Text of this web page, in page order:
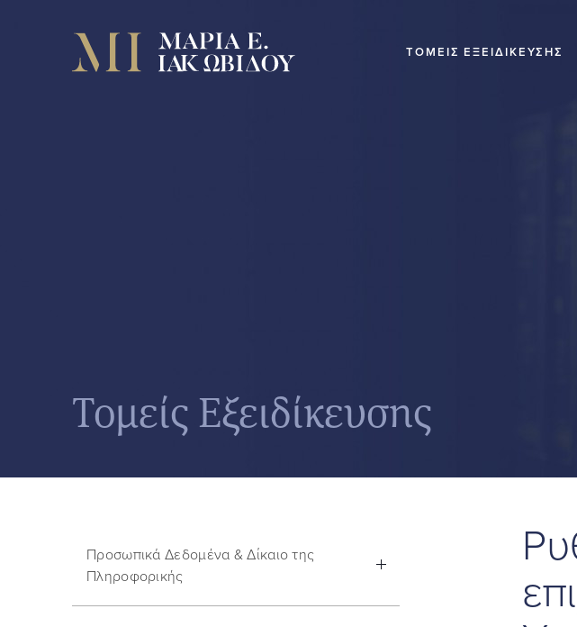
ΤΟΜΕΙΣ ΕΞΕΙΔΙΚΕΥΣΗΣ
Τομείς Εξειδίκευσης
Προσωπικά Δεδομένα & Δίκαιο της
Πληροφορικής